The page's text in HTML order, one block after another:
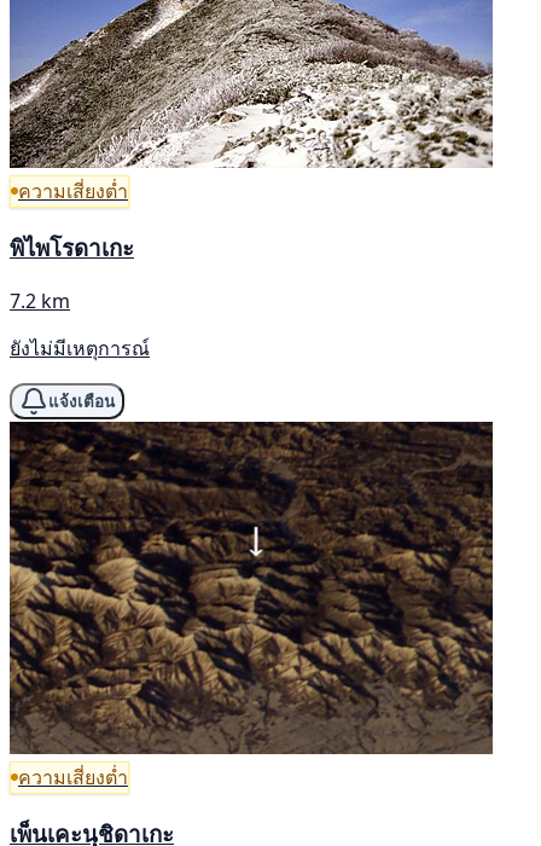
ความเสี่ยงต่ำ
พิไพโรดาเกะ
7.2 km
ยังไม่มีเหตุการณ์
แจ้งเตือน
ความเสี่ยงต่ำ
เพ็นเคะนุชิดาเกะ